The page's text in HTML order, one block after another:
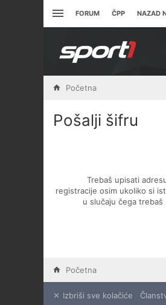
FORUM ČPP NAZAD
Početna
Pošalji šifru
Trebaš upisati
registracije osim ukoliko si
u slučaju čega
Početna
Izbriši sve kolačiće